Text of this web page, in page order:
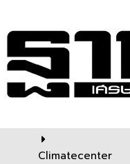
Climatecenter